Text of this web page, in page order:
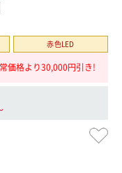
赤色LED
価格より30,000円引き!